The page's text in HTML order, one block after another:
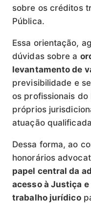
sobre os créditos
Pública.
Essa orientação,
dúvidas sobre a
levantamento de
previsibilidade e
os profissionais
próprios
atuação
Dessa forma, ao
honorários
papel central da
acesso à Justiça
trabalho jurídico